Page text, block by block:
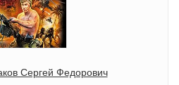
Сергей Федорович